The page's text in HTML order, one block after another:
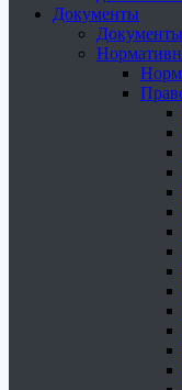
Документы
Документы